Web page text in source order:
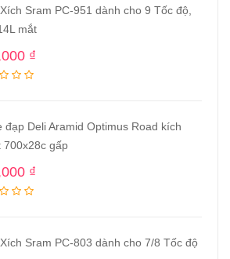
Sram PC-951 dành cho 9 Tốc độ,
mắt
₫
đạp Deli Aramid Optimus Road kích
700x28c gấp
₫
Sram PC-803 dành cho 7/8 Tốc độ